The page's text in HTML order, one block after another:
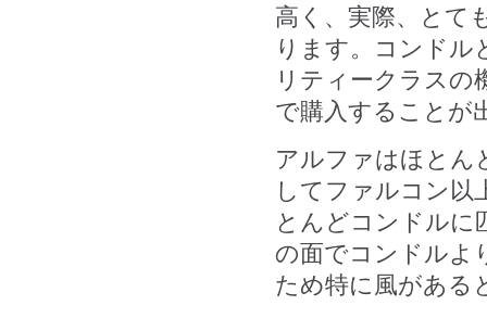
高く、実際、とて
ります。コンドル
リティークラスの
で購入することが
アルファはほとん
してファルコン以
とんどコンドルに
の面でコンドルよ
ため特に風がある